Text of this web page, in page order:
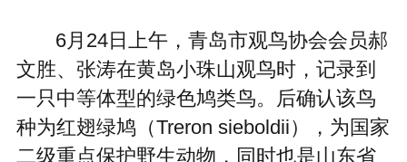
6月24日上午，青岛市观鸟协会会员郝
文胜、张涛在黄岛小珠山观鸟时，记录到
一只中等体型的绿色鸠类鸟。后确认该鸟
种为红翅绿鸠（Treron sieboldii），为国家
二级重点保护野生动物，同时也是山东省